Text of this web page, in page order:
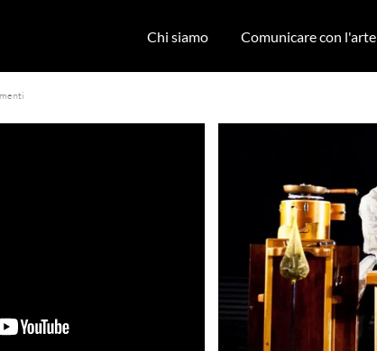
Chi siamo Comunicare con l'arte